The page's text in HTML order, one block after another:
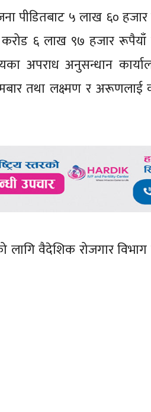
जना पीडितबाट ५ लाख ६०
६ लाख ९७ हजार रूपैयाँ
अपराध अनुसन्धान
तथा लक्ष्मण र अरूणलाई
वैदेशिक रोजगार